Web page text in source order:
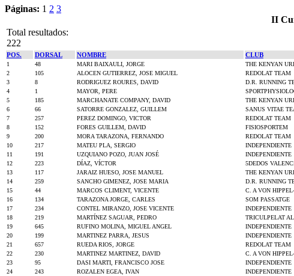
Páginas: 1 2 3
II
Total resultados:
222
POS. DORSAL NOMBRE CLUB
1 48 MARI BAIXAULI, JORGE THE KENYAN
2
105 ALOCEN GUTIERREZ, JOSE MIGUEL REDOLAT TEAM
3
8 RODRIGUEZ ROURES, DAVID D.R. RUNNING
4
1 MAYOR, PERE
5
185 MARCHANATE COMPANY, DAVID THE KENYAN
6
66 SATORRE GONZALEZ, GUILLEM SANUS VITAE
7
257 PEREZ DOMINGO, VICTOR REDOLAT TEAM
8
152 FORES GUILLEM, DAVID FISIOSPORTEM
9
200 MORA TARAZONA, FERNANDO REDOLAT TEAM
10
217 MATEU PLA, SERGIO INDEPENDIENTE
11
191 UZQUIANO POZO, JUAN JOSÉ INDEPENDIENTE
12
223 DÍAZ, VÍCTOR 5DEDOS
13
117 JARAIZ HUESO, JOSE MANUEL THE KENYAN
14
259 SANCHO GIMENEZ, JOSE MARIA D.R. RUNNING
15
44 MARCOS CLIMENT, VICENTE C. A VON
16
134 TARAZONA JORGE, CARLES SOM PASSATGE
17
234 CONTEL MIRANZO, JOSE VICENTE INDEPENDIENTE
18
219 MARTÍNEZ SAGUAR, PEDRO TRICULPELAT
19
645 RUFINO MOLINA, MIGUEL ANGEL INDEPENDIENTE
20
199 MARTINEZ PARRA, JESUS INDEPENDIENTE
21
657 RUEDA RIOS, JORGE REDOLAT TEAM
22
230 MARTINEZ MARTINEZ, DAVID C. A VON
23
95 DASI MARTI, FRANCISCO JOSE INDEPENDIENTE
24
243 ROZALEN EGEA, IVAN INDEPENDIENTE